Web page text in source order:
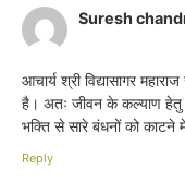
Suresh
आचार्य श्री विद्यासागर
है। अतः जीवन के कल्याण हेतु
भक्ति से सारे बंधनों को काटने
Reply